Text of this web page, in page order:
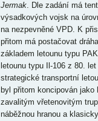
Jermak. Dle zadání má
výsadkových vojsk na
na nezpevněné VPD. K
přitom má postačovat
základem letounu typu
letounu typu Il-106 z 80.
strategické transportní
byl přitom koncipován
zavalitým vřetenovitým
náběžnou hranou a